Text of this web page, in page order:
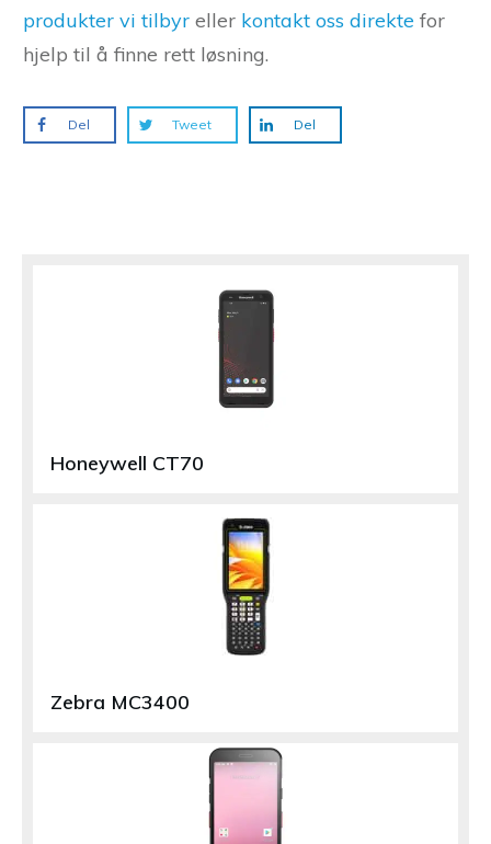
produkter vi tilbyr eller kontakt oss direkte for
hjelp til å finne rett løsning.
Del Tweet Del
Honeywell CT70
Zebra MC3400